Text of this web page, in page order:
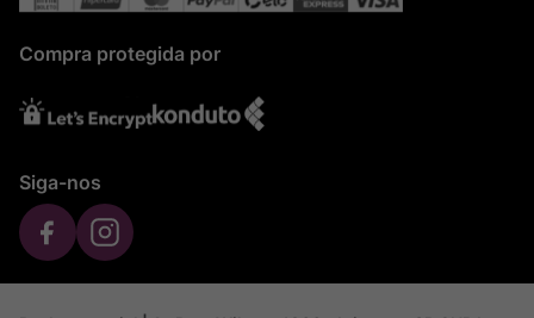
Compra protegida por
Siga-nos